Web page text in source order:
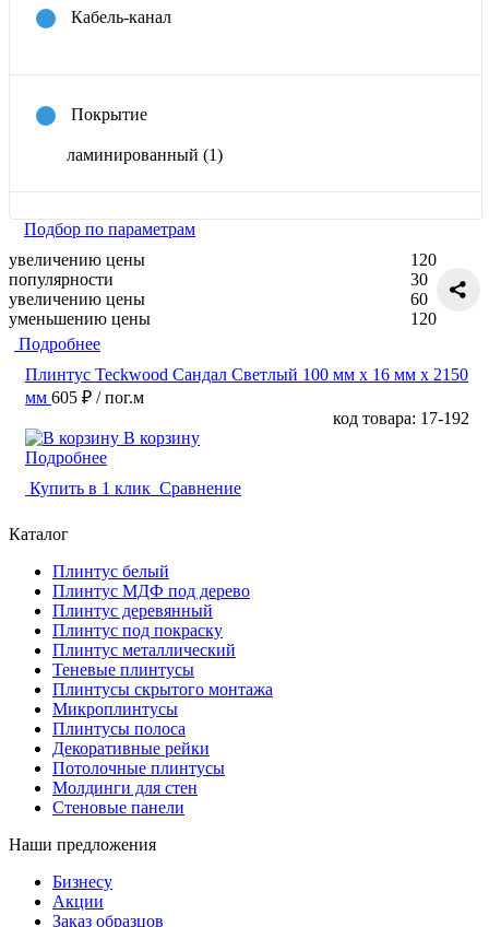
Кабель-канал
Покрытие
ламинированный (1)
Подбор по параметрам
увеличению цены
популярности
увеличению цены
уменьшению цены
120
30
60
120
Подробнее
Плинтус Teckwood Сандал Светлый 100 мм х 16 мм х 2150
мм 605 ₽ / пог.м
код товара: 17-192
В корзину
Подробнее
Купить в 1 клик Сравнение
Каталог
Плинтус белый
Плинтус МДФ под дерево
Плинтус деревянный
Плинтус под покраску
Плинтус металлический
Теневые плинтусы
Плинтусы скрытого монтажа
Микроплинтусы
Плинтусы полоса
Декоративные рейки
Потолочные плинтусы
Молдинги для стен
Стеновые панели
Наши предложения
Бизнесу
Акции
Заказ образцов